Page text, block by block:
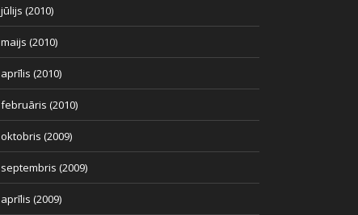
jūlijs (2010)
maijs (2010)
aprīlis (2010)
februāris (2010)
oktobris (2009)
septembris (2009)
aprīlis (2009)